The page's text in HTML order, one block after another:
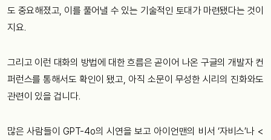
도 중요해졌고, 이를 풀어낼 수 있는 기술적인 토대가 마련됐다는 것이
지요.
그리고 이런 대화의 방법에 대한 흐름은 곧이어 나온 구글의 개발자 컨
퍼런스를 통해서도 확인이 됐고, 아직 소문이 무성한 시리의 진화와도
관련이 있을 겁니다.
많은 사람들이 GPT-4o의 시연을 보고 아이언맨의 비서 ‘자비스’나 <